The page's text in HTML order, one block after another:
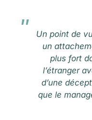
Un point de
un
plus fort
l’étranger
d’une
que le